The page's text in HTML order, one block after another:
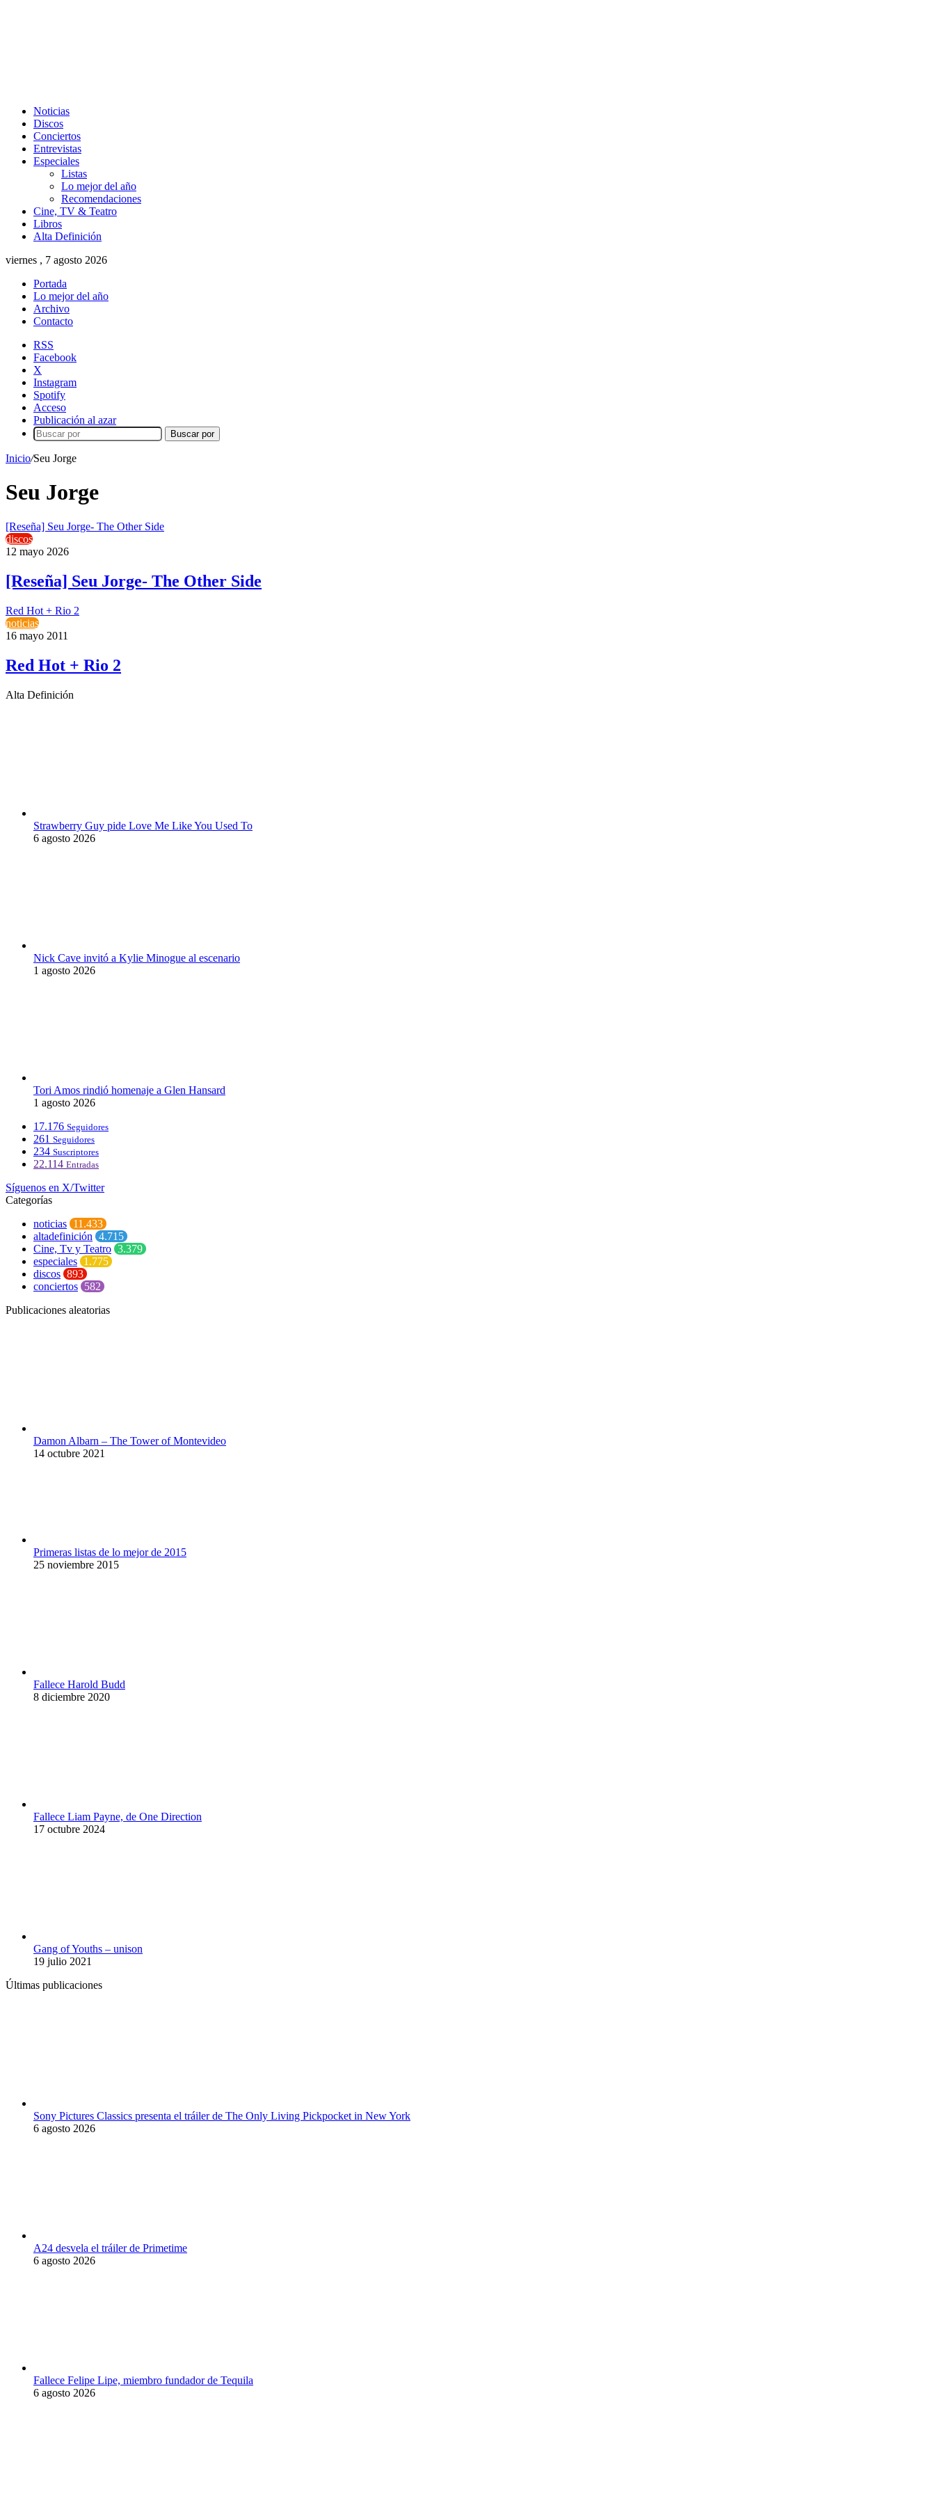
Noticias
Discos
Conciertos
Entrevistas
Especiales
Listas
Lo mejor del año
Recomendaciones
Cine, TV & Teatro
Libros
Alta Definición
viernes , 7 agosto 2026
Portada
Lo mejor del año
Archivo
Contacto
RSS
Facebook
X
Instagram
Spotify
Acceso
Publicación al azar
Buscar por
Inicio/Seu Jorge
Seu Jorge
[Reseña] Seu Jorge- The Other Side
discos
12 mayo 2026
[Reseña] Seu Jorge- The Other Side
Red Hot + Rio 2
noticias
16 mayo 2011
Red Hot + Rio 2
Alta Definición
Strawberry Guy pide Love Me Like You Used To
6 agosto 2026
Nick Cave invitó a Kylie Minogue al escenario
1 agosto 2026
Tori Amos rindió homenaje a Glen Hansard
1 agosto 2026
17.176 Seguidores
261 Seguidores
234 Suscriptores
22.114 Entradas
Síguenos en X/Twitter
Categorías
noticias 11.433
altadefinición 4.715
Cine, Tv y Teatro 3.379
especiales 1.775
discos 893
conciertos 582
Publicaciones aleatorias
Damon Albarn – The Tower of Montevideo
14 octubre 2021
Primeras listas de lo mejor de 2015
25 noviembre 2015
Fallece Harold Budd
8 diciembre 2020
Fallece Liam Payne, de One Direction
17 octubre 2024
Gang of Youths – unison
19 julio 2021
Últimas publicaciones
Sony Pictures Classics presenta el tráiler de The Only Living Pickpocket in New York
6 agosto 2026
A24 desvela el tráiler de Primetime
6 agosto 2026
Fallece Felipe Lipe, miembro fundador de Tequila
6 agosto 2026